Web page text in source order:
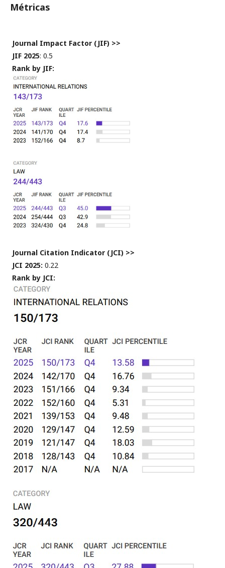
Métricas
Journal Impact Factor (JIF) >>
JIF 2025: 0.5
Rank by JIF:
Journal Citation Indicator (JCI) >>
JCI 2025:0.22
Rank by JCI: